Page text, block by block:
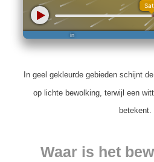
In geel gekleurde gebieden schijnt
op lichte bewolking, terwijl een
betekent.
Waar is het